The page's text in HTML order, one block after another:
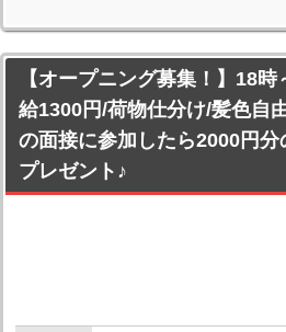
【オープニング募集！】18
給1300円/荷物仕分け/髪色自
の面接に参加したら2000円
プレゼント♪